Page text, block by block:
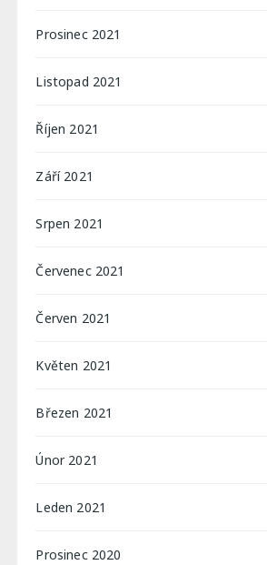
Prosinec 2021
Listopad 2021
Říjen 2021
Září 2021
Srpen 2021
Červenec 2021
Červen 2021
Květen 2021
Březen 2021
Únor 2021
Leden 2021
Prosinec 2020